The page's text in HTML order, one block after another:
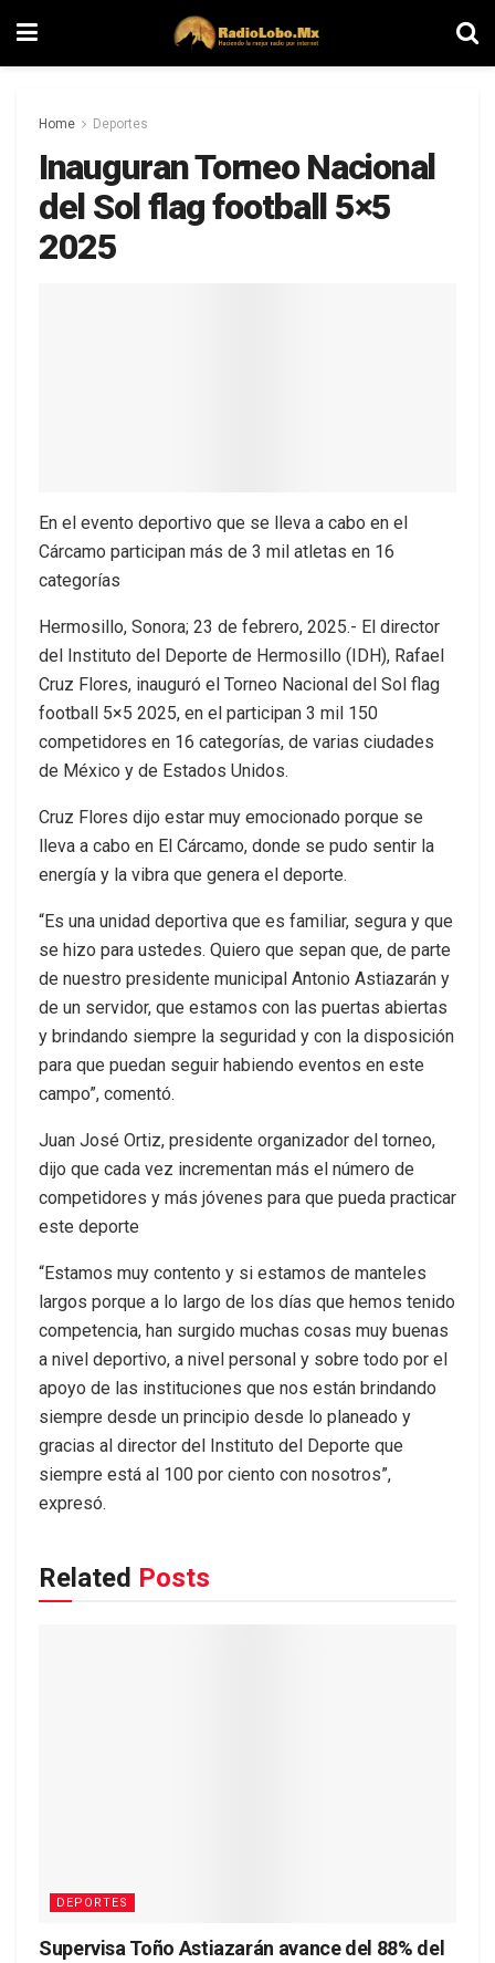
Home Deportes
Inauguran Torneo Nacional
del Sol flag football 5×5
2025
En el evento deportivo que se lleva a cabo en el
Cárcamo participan más de 3 mil atletas en 16
categorías
Hermosillo, Sonora; 23 de febrero, 2025.- El director
del Instituto del Deporte de Hermosillo (IDH), Rafael
Cruz Flores, inauguró el Torneo Nacional del Sol flag
football 5×5 2025, en el participan 3 mil 150
competidores en 16 categorías, de varias ciudades
de México y de Estados Unidos.
Cruz Flores dijo estar muy emocionado porque se
lleva a cabo en El Cárcamo, donde se pudo sentir la
energía y la vibra que genera el deporte.
“Es una unidad deportiva que es familiar, segura y que
se hizo para ustedes. Quiero que sepan que, de parte
de nuestro presidente municipal Antonio Astiazarán y
de un servidor, que estamos con las puertas abiertas
y brindando siempre la seguridad y con la disposición
para que puedan seguir habiendo eventos en este
campo”, comentó.
Juan José Ortiz, presidente organizador del torneo,
dijo que cada vez incrementan más el número de
competidores y más jóvenes para que pueda practicar
este deporte
“Estamos muy contento y si estamos de manteles
largos porque a lo largo de los días que hemos tenido
competencia, han surgido muchas cosas muy buenas
a nivel deportivo, a nivel personal y sobre todo por el
apoyo de las instituciones que nos están brindando
siempre desde un principio desde lo planeado y
gracias al director del Instituto del Deporte que
siempre está al 100 por ciento con nosotros”,
expresó.
Related Posts
DEPORTES
Supervisa Toño Astiazarán avance del 88% del